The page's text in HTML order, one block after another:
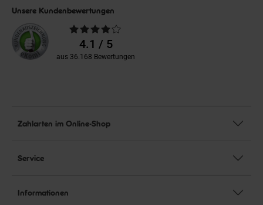
Unsere Kundenbewertungen
Durchschnittliche
Bewertungen4.1 / 5
aus 36.168 Bewertungen
Zahlarten im Online-Shop
Service
Informationen